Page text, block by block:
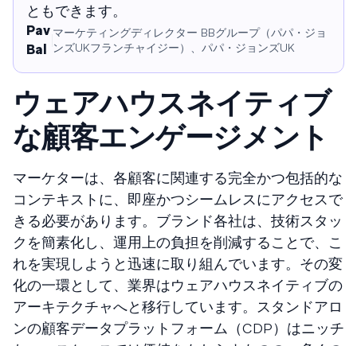
ともできます。
Pav
Bal
マーケティングディレクター BBグループ（パパ・ジョ
ンズUKフランチャイジー）、パパ・ジョンズUK
ウェアハウスネイティブ
な顧客エンゲージメント
マーケターは、各顧客に関連する完全かつ包括的な
コンテキストに、即座かつシームレスにアクセスで
きる必要があります。ブランド各社は、技術スタッ
クを簡素化し、運用上の負担を削減することで、こ
れを実現しようと迅速に取り組んでいます。その変
化の一環として、業界はウェアハウスネイティブの
アーキテクチャへと移行しています。スタンドアロ
ンの顧客データプラットフォーム（CDP）はニッチ